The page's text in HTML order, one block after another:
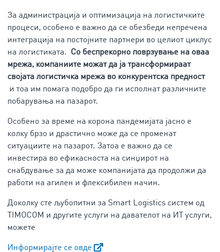
За администрација и оптимизација на логистичките
процеси, особено е важно да се обезбеди непречена
интеграција на постојните партнери во целиот циклус
на логистиката.
Со беспрекорно поврзување на оваа
мрежа, компаниите можат да ја трансформираат
својата логистичка мрежа во конкурентска предност
и тоа им помага подобро да ги исполнат различните
побарувања на пазарот.
Особено за време на корона пандемијата јасно е
колку брзо и драстично може да се променат
ситуациите на пазарот. Затоа е важно да се
инвестира во ефикасноста на синџирот на
снабдување за да може компанијата да продолжи да
работи на агилен и флексибилен начин.
Доколку сте љубопитни за Smart Logistics систем од
TIMOCOM и другите услуги на давателот на ИТ услуги,
можете
Информирајте се овде